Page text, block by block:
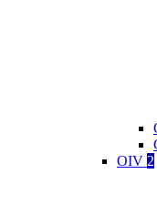
OIV 2